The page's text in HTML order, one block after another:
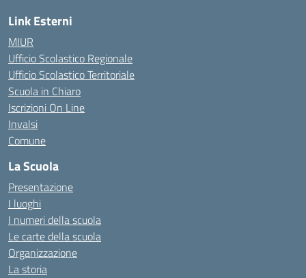
Link Esterni
MIUR
Ufficio Scolastico Regionale
Ufficio Scolastico Territoriale
Scuola in Chiaro
Iscrizioni On Line
Invalsi
Comune
La Scuola
Presentazione
I luoghi
I numeri della scuola
Le carte della scuola
Organizzazione
La storia